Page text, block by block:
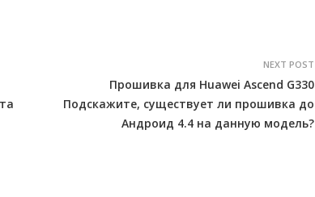
NEXT POST
Прошивка для Huawei Ascend G330
Подскажите, существует ли прошивка до
Андроид 4.4 на данную модель?